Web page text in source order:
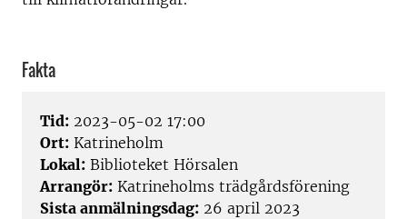
Fakta
Tid: 2023-05-02 17:00
Ort: Katrineholm
Lokal: Biblioteket Hörsalen
Arrangör: Katrineholms trädgårdsförening
Sista anmälningsdag: 26 april 2023